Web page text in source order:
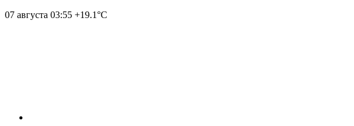
07 августа 03:55 +19.1°С